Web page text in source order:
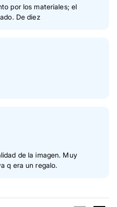
por los materiales; el
De diez
de la imagen. Muy
q era un regalo.